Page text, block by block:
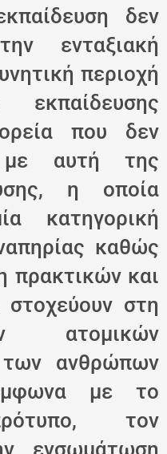
δεν
ενταξιακή
περιοχή
εκπαίδευσης
που δεν
με αυτή της
η οποία
κατηγορική
καθώς
πρακτικών και
στη
ατομικών
των ανθρώπων
με το
τον
ενσωμάτωση